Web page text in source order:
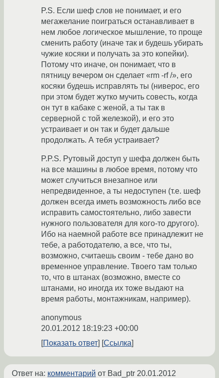
P.S. Если шеф слов не понимает, и его
мегажелание поиграться останавливает в
нем любое логическое мышление, то проще
сменить работу (иначе так и будешь убирать
чужие косяки и получать за это копейки).
Потому что иначе, он понимает, что в
пятницу вечером он сделает «rm -rf /», его
косяки будешь исправлять ты (ниверос, его
при этом будет жутко мучить совесть, когда
он тут в кабаке с женой, а ты так в
серверной с той железкой), и его это
устраивает и он так и будет дальше
продолжать. А тебя устраивает?
P.P.S. Рутовый доступ у шефа должен быть
на все машины в любое время, потому что
может случиться внезапное или
непредвиденное, а ты недоступен (т.е. шеф
должен всегда иметь возможность либо все
исправить самостоятельно, либо завести
нужного пользователя для кого-то другого).
Ибо на наемной работе все принадлежит не
тебе, а работодателю, а все, что ты,
возможно, считаешь своим - тебе дано во
временное управление. Твоего там только
то, что в штанах (возможно, вместе со
штанами, но иногда их тоже выдают на
время работы, монтажникам, например).
anonymous
20.01.2012 18:19:23 +00:00
Показать ответ
Ссылка
Ответ на: комментарий от Bad_ptr 20.01.2012